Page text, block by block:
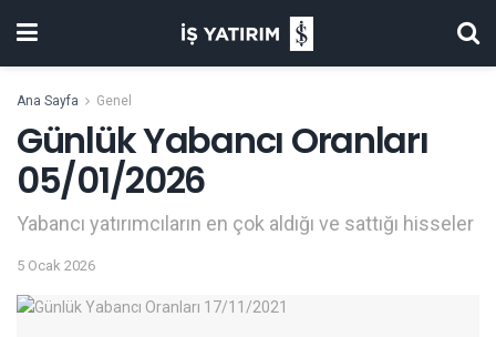
Ana Sayfa Genel
Günlük Yabancı Oranları
05/01/2026
Yabancı yatırımcıların en çok aldığı ve sattığı hisseler
5 Ocak 2026